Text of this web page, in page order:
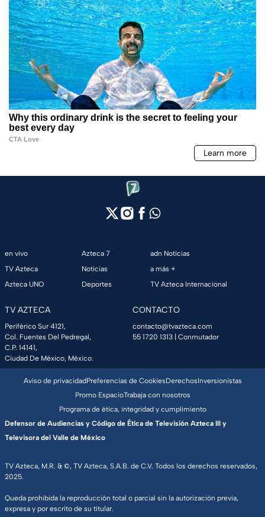
en vivo
TV Azteca
Azteca UNO
Azteca 7
Noticias
Deportes
adn Noticias
a más +
TV Azteca Internacional
TV AZTECA
Periférico Sur 4121,
Col. Fuentes Del Pedregal,
C.P. 14141,
Ciudad De México, México.
CONTACTO
contacto@tvazteca.com
55 1720 1313 | Conmutador
TV Azteca, M.R. & ©, TV Azteca, S.A.B. de C.V. Todos los derechos reservados,
2025.
Queda prohibida la reproducción total o parcial sin la autorización previa,
expresa y por escrito de su titular.
Aviso de privacidadPreferencias de CookiesDerechosInversionistas
Promo EspacioTrabaja con nosotros
Programa de ética, integridad y cumplimiento
Defensor de Audiencias y Código de Ética de Televisión Azteca III y
Televisora del Valle de México